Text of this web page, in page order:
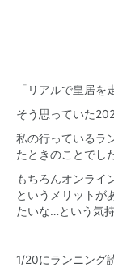
「リアルで皇居を
そう思っていた
私の行っているラ
たときのことでし
もちろんオンライ
というメリットが
たいな…という気
1/20にランニング